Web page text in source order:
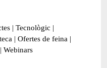
| Tecnològic |
| Ofertes de feina |
| Webinars